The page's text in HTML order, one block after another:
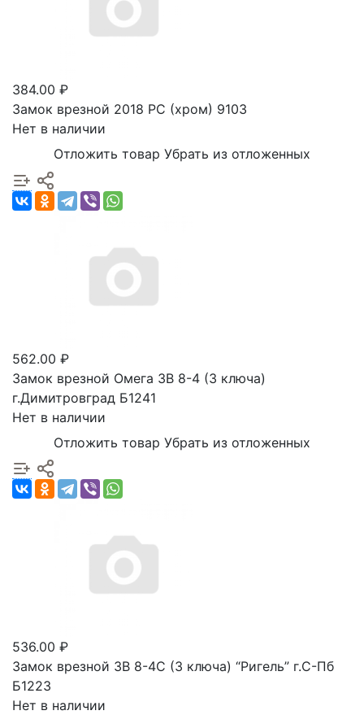
384.00 ₽
Замок врезной 2018 PC (хром) 9103
Нет в наличии
Отложить товар Убрать из отложенных
562.00 ₽
Замок врезной Омега ЗВ 8-4 (3 ключа)
г.Димитровград Б1241
Нет в наличии
Отложить товар Убрать из отложенных
536.00 ₽
Замок врезной ЗВ 8-4С (3 ключа) “Ригель” г.С-Пб
Б1223
Нет в наличии